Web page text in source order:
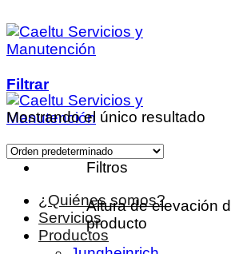
al
contenido
¿Quiénes somos?
Servicios
Productos
Filtrar
Mostrando el único resultado
Filtros
Altura de elevación
producto